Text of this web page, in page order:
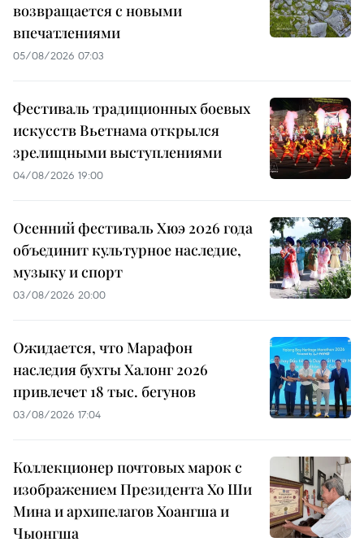
возвращается с новыми
впечатлениями
05/08/2026 07:03
Фестиваль традиционных боевых
искусств Вьетнама открылся
зрелищными выступлениями
04/08/2026 19:00
Осенний фестиваль Хюэ 2026 года
объединит культурное наследие,
музыку и спорт
03/08/2026 20:00
Ожидается, что Марафон
наследия бухты Халонг 2026
привлечет 18 тыс. бегунов
03/08/2026 17:04
Коллекционер почтовых марок с
изображением Президента Хо Ши
Мина и архипелагов Хоангша и
Чыонгша